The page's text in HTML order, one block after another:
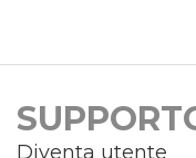
Diventa utente